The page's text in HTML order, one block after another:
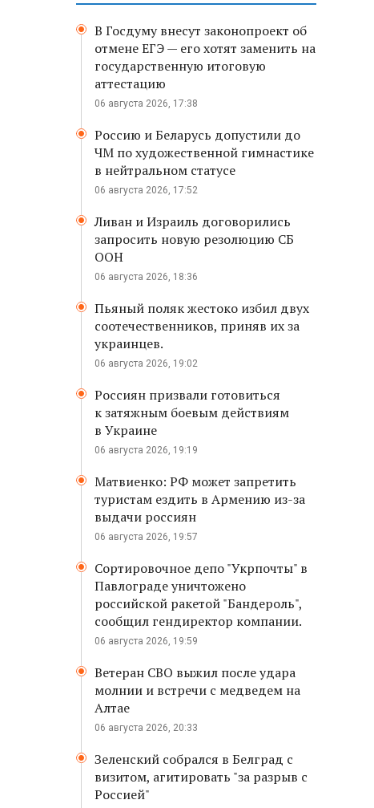
В Госдуму внесут законопроект об
отмене ЕГЭ — его хотят заменить на
государственную итоговую
аттестацию
06 августа 2026, 17:38
Россию и Беларусь допустили до
ЧМ по художественной гимнастике
в нейтральном статусе
06 августа 2026, 17:52
Ливан и Израиль договорились
запросить новую резолюцию СБ
ООН
06 августа 2026, 18:36
Пьяный поляк жестоко избил двух
соотечественников, приняв их за
украинцев.
06 августа 2026, 19:02
Россиян призвали готовиться
к затяжным боевым действиям
в Украине
06 августа 2026, 19:19
Матвиенко: РФ может запретить
туристам ездить в Армению из-за
выдачи россиян
06 августа 2026, 19:57
Сортировочное депо "Укрпочты" в
Павлограде уничтожено
российской ракетой "Бандероль",
сообщил гендиректор компании.
06 августа 2026, 19:59
Ветеран СВО выжил после удара
молнии и встречи с медведем на
Алтае
06 августа 2026, 20:33
Зеленский собрался в Белград с
визитом, агитировать "за разрыв с
Россией"